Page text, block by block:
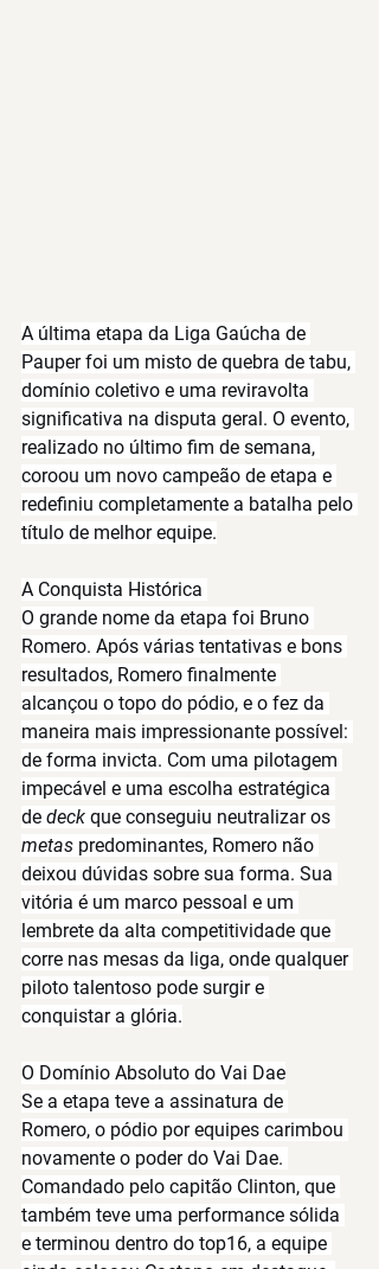
A última etapa da Liga Gaúcha de
Pauper foi um misto de quebra de tabu,
domínio coletivo e uma reviravolta
significativa na disputa geral. O evento,
realizado no último fim de semana,
coroou um novo campeão de etapa e
redefiniu completamente a batalha pelo
título de melhor equipe.
A Conquista Histórica
O grande nome da etapa foi Bruno
Romero. Após várias tentativas e bons
resultados, Romero finalmente
alcançou o topo do pódio, e o fez da
maneira mais impressionante possível:
de forma invicta. Com uma pilotagem
impecável e uma escolha estratégica
de deck que conseguiu neutralizar os
metas predominantes, Romero não
deixou dúvidas sobre sua forma. Sua
vitória é um marco pessoal e um
lembrete da alta competitividade que
corre nas mesas da liga, onde qualquer
piloto talentoso pode surgir e
conquistar a glória.
O Domínio Absoluto do Vai Dae
Se a etapa teve a assinatura de
Romero, o pódio por equipes carimbou
novamente o poder do Vai Dae.
Comandado pelo capitão Clinton, que
também teve uma performance sólida
e terminou dentro do top16, a equipe